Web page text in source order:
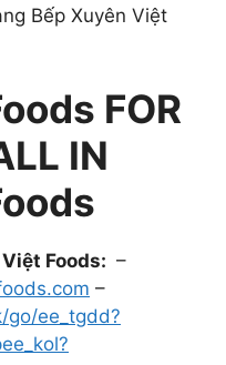
Bếp Xuyên Việt
FOR
IN
Foods: –
–
go/ee_tgdd?